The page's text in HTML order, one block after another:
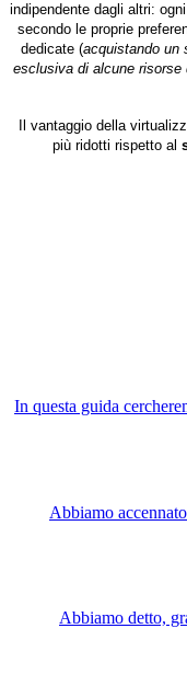
indipendente dagli altri:
secondo le proprie
dedicate (acquistando un
esclusiva di alcune
Il vantaggio della
più ridotti rispetto al
In questa guida
Abbiamo
Abbiamo detto,